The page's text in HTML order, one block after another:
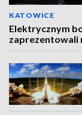
KATOWICE
Elektrycznym
zaprezentowali